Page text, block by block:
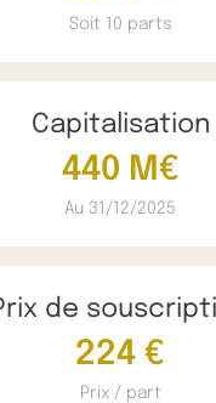
Soit 10 parts
Capitalisation
440 M€
Au 31/12/2025
de
224 €
Prix / part